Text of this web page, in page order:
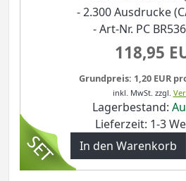
- 2.300 Ausdrucke
- Art-Nr. PC
118,95
Grundpreis: 1,20 EUR
inkl. MwSt. zzgl.
Lagerbestand:
Lieferzeit: 1-3